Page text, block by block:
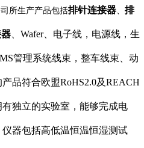
所生产产品包括排针连接器 排
、Wafer、电子线，电源线，生
管理系统线束，整车线束、动
品符合欧盟RoHS2.0及REACH
独立的实验室，能够完成电
器包括高低温恒温恒湿测试